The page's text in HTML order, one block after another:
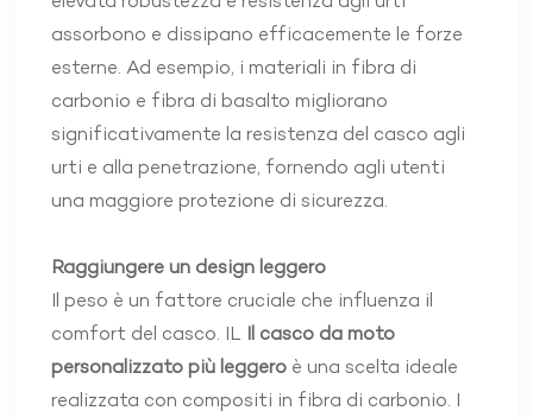
assorbono e dissipano efficacemente le forze
esterne. Ad esempio, i materiali in fibra di
carbonio e fibra di basalto migliorano
significativamente la resistenza del casco agli
urti e alla penetrazione, fornendo agli utenti
una maggiore protezione di sicurezza.
Raggiungere un design leggero
Il peso è un fattore cruciale che influenza il
comfort del casco. IL Il casco da moto
personalizzato più leggero è una scelta ideale
realizzata con compositi in fibra di carbonio. I